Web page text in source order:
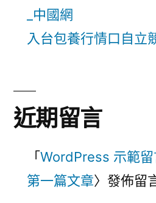
_中國網
入台包養行情口自立
近期留言
「 WordPress 示範留
第一篇文章〉發佈留